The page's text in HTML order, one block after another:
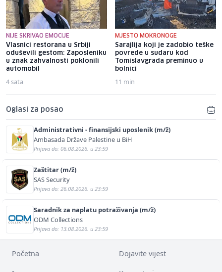
NIJE SKRIVAO EMOCIJE
Vlasnici restorana u Srbiji
oduševili gestom: Zaposleniku
u znak zahvalnosti poklonili
automobil
4 sata
MJESTO MOKRONOGE
Sarajlija koji je zadobio teške
povrede u sudaru kod
Tomislavgrada preminuo u
bolnici
11 min
Oglasi za posao
Administrativni - finansijski uposlenik (m/ž)
Ambasada Države Palestine u BiH
Prijava do: 06.08.2026. u 23:59
Zaštitar (m/ž)
SAS Security
Prijava do: 26.08.2026. u 23:59
Saradnik za naplatu potraživanja (m/ž)
ODM Collections
Prijava do: 13.08.2026. u 23:59
Početna Dojavite vijest